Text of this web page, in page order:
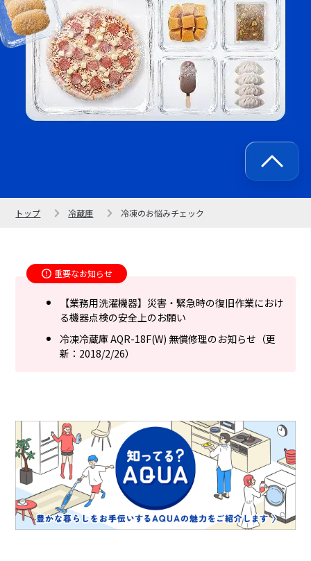
トップ 冷蔵庫 冷凍のお悩みチェック
重要なお知らせ
【業務用洗濯機器】災害・緊急時の復旧作業におけ
る機器点検の安全上のお願い
冷凍冷蔵庫 AQR-18F(W) 無償修理のお知らせ（更
新：2018/2/26）